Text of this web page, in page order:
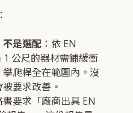
不是選配 ：依 EN
公尺的器材需鋪緩衝
爬桿全在範圍內。沒
要求改善。
書要求「廠商出具 EN